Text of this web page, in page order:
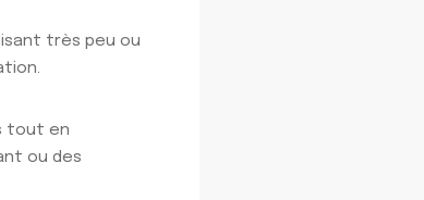
très peu ou
tout en
ou des